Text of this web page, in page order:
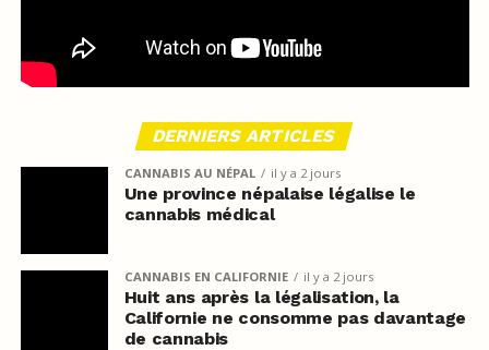
DERNIERS ARTICLES
CANNABIS AU NÉPAL il y a 2 jours
Une province népalaise légalise le
cannabis médical
CANNABIS EN CALIFORNIE il y a 2 jours
Huit ans après la légalisation, la
Californie ne consomme pas davantage
de cannabis